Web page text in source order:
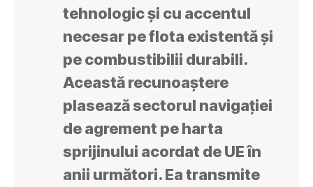
tehnologic și cu accentul
necesar pe flota existentă și
pe combustibilii durabili.
Această recunoaștere
plasează sectorul navigației
de agrement pe harta
sprijinului acordat de UE în
anii următori. Ea transmite